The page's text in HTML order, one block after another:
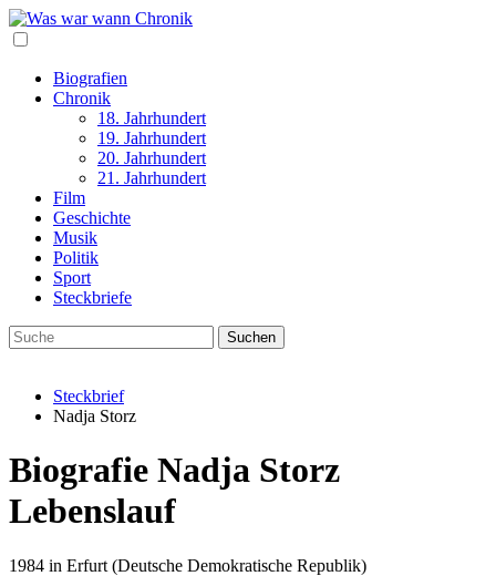
Biografien
Chronik
18. Jahrhundert
19. Jahrhundert
20. Jahrhundert
21. Jahrhundert
Film
Geschichte
Musik
Politik
Sport
Steckbriefe
Steckbrief
Nadja Storz
Biografie Nadja Storz
Lebenslauf
1984 in Erfurt (Deutsche Demokratische Republik)